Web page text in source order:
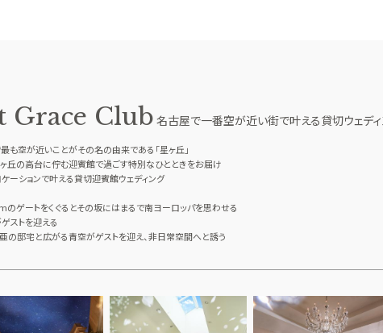
ブ
TOP
トップ
DRESS
ドレス
Grace Club名古屋で一番空が近い街で叶える貸切ウェデ
も空が近いことがその名の由来である「星ヶ丘」
丘の高台に佇む迎賓館で過ごす特別なひとときをお届け
ーションで叶える貸切迎賓館ウェディング
のゲートをくぐるとその坂にはまるで南ヨーロッパを思わせる
ストを迎える
の邸宅と広がる青空がゲストを迎え、非日常空間へと誘う